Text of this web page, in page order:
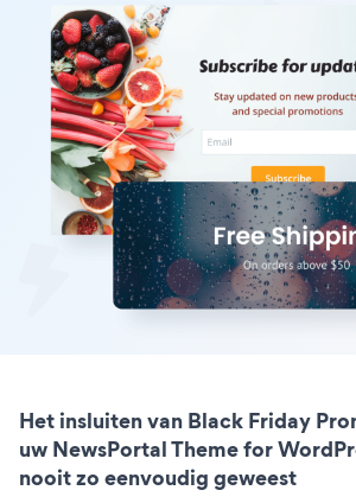
Het insluiten van Black Friday
uw NewsPortal Theme for
nooit zo eenvoudig geweest